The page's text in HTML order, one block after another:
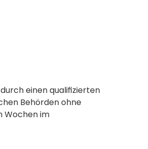
durch einen qualifizierten
Behörden ohne
Wochen im